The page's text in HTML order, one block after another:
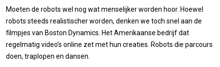
Moeten de robots wel nog wat menselijker worden hoor. Hoewel
robots steeds realistischer worden, denken we toch snel aan de
filmpjes van Boston Dynamics. Het Amerikaanse bedrijf dat
regelmatig video’s online zet met hun creaties. Robots die parcours
doen, traplopen en dansen.